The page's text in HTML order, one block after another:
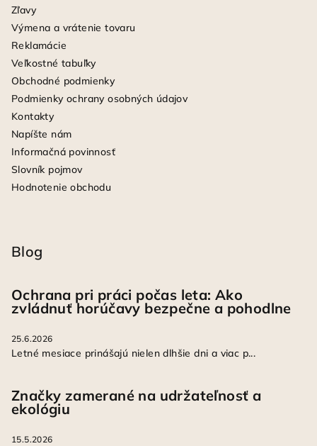
Zľavy
Výmena a vrátenie tovaru
Reklamácie
Veľkostné tabuľky
Obchodné podmienky
Podmienky ochrany osobných údajov
Kontakty
Napíšte nám
Informačná povinnosť
Slovník pojmov
Hodnotenie obchodu
Blog
Ochrana pri práci počas leta: Ako
zvládnuť horúčavy bezpečne a pohodlne
25.6.2026
Letné mesiace prinášajú nielen dlhšie dni a viac p...
Značky zamerané na udržateľnosť a
ekológiu
15.5.2026